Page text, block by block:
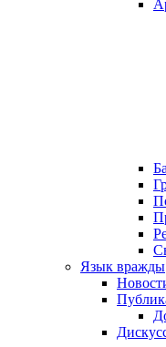
Язык вражды